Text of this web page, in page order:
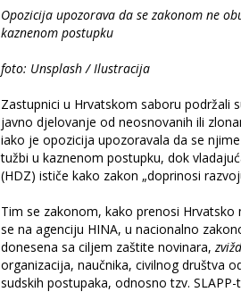
Opozicija upozorava da se zakonom ne
kaznenom postupku
foto: Unsplash / Ilustracija
Zastupnici u Hrvatskom saboru podržali
javno djelovanje od neosnovanih ili
iako je opozicija upozoravala da se
tužbi u kaznenom postupku, dok
(HDZ) ističe kako zakon „doprinosi
Tim se zakonom, kako prenosi
se na agenciju HINA, u nacionalno
donesena sa ciljem zaštite novinara,
organizacija, naučnika, civilnog društva
sudskih postupaka, odnosno tzv. SLAPP-